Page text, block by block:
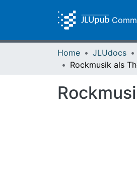
Home JLUdocs